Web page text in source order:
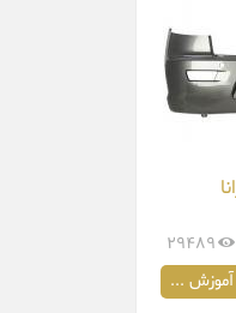
29489
...